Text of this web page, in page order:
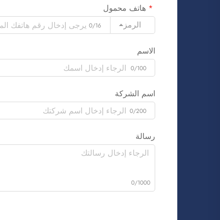
هاتف محمول
الرمز
0/16
الاسم
0/100
اسم الشركة
0/200
رسالة
0/1000